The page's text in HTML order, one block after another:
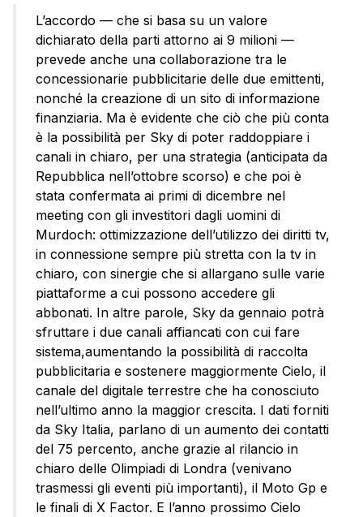
L’accordo — che si basa su un valore
dichiarato della parti attorno ai 9 milioni —
prevede anche una collaborazione tra le
concessionarie pubblicitarie delle due emittenti,
nonché la creazione di un sito di informazione
finanziaria. Ma è evidente che ciò che più conta
è la possibilità per Sky di poter raddoppiare i
canali in chiaro, per una strategia (anticipata da
Repubblica nell’ottobre scorso) e che poi è
stata confermata ai primi di dicembre nel
meeting con gli investitori dagli uomini di
Murdoch: ottimizzazione dell’utilizzo dei diritti tv,
in connessione sempre più stretta con la tv in
chiaro, con sinergie che si allargano sulle varie
piattaforme a cui possono accedere gli
abbonati. In altre parole, Sky da gennaio potrà
sfruttare i due canali affiancati con cui fare
sistema,aumentando la possibilità di raccolta
pubblicitaria e sostenere maggiormente Cielo, il
canale del digitale terrestre che ha conosciuto
nell’ultimo anno la maggior crescita. I dati forniti
da Sky Italia, parlano di un aumento dei contatti
del 75 percento, anche grazie al rilancio in
chiaro delle Olimpiadi di Londra (venivano
trasmessi gli eventi più importanti), il Moto Gp e
le finali di X Factor. E l’anno prossimo Cielo